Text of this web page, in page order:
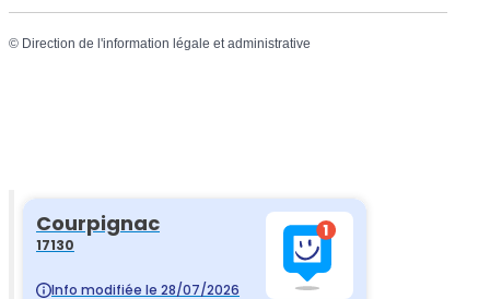
© Direction de l'information légale et administrative